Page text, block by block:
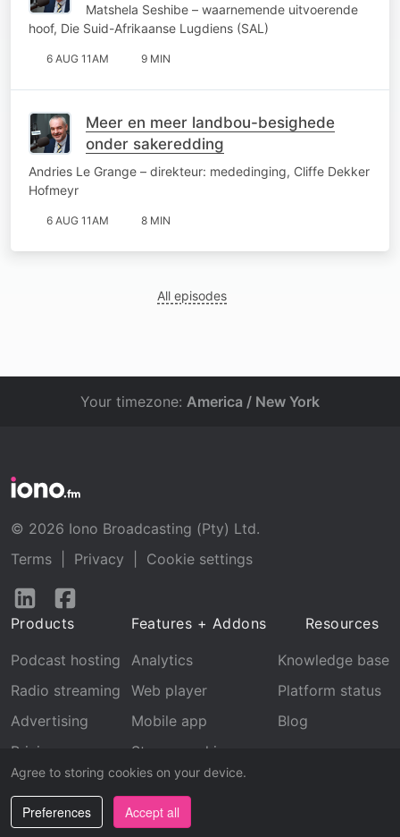
Matshela Seshibe – waarnemende uitvoerende
hoof, Die Suid-Afrikaanse Lugdiens (SAL)
6 AUG 11AM 9 MIN
Meer en meer landbou-besighede
onder sakeredding
Andries Le Grange – direkteur: mededinging, Cliffe Dekker
Hofmeyr
6 AUG 11AM 8 MIN
All episodes
Agree to storing cookies on your device.
Preferences Accept all
Your timezone: America / New York
© 2026 Iono Broadcasting (Pty) Ltd.
Terms
Privacy
Cookie settings
Follow
LinkedInFacebook
Products
Podcast hosting
Radio streaming
Advertising
Pricing
Features + Addons
Analytics
Web player
Mobile app
Stream archive
Recognition
Resources
Knowledge base
Platform status
Blog